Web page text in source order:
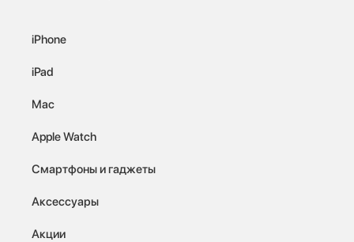
iPhone
iPad
Mac
Apple Watch
Смартфоны и гаджеты
Аксессуары
Акции